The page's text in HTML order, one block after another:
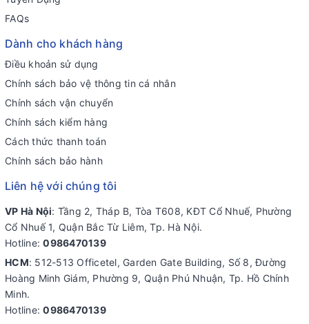
FAQs
Dành cho khách hàng
Điều khoản sử dụng
Chính sách bảo vệ thông tin cá nhân
Chính sách vận chuyển
Chính sách kiểm hàng
Cách thức thanh toán
Chính sách bảo hành
Liên hệ với chúng tôi
VP Hà Nội: Tầng 2, Tháp B, Tòa T608, KĐT Cổ Nhuế, Phường
Cổ Nhuế 1, Quận Bắc Từ Liêm, Tp. Hà Nội.
Hotline:0986470139
HCM: 512-513 Officetel, Garden Gate Building, Số 8, Đường
Hoàng Minh Giám, Phường 9, Quận Phú Nhuận, Tp. Hồ Chính
Minh.
Hotline:0986470139